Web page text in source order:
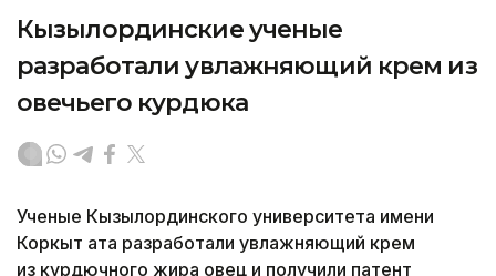
Кызылординские ученые
разработали увлажняющий крем из
овечьего курдюка
Ученые Кызылординского университета имени
Коркыт ата разработали увлажняющий крем
из курдючного жира овец и получили патент